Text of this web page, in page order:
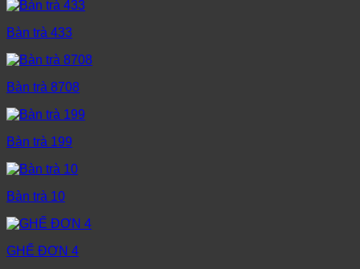
Bàn trà 433
Bàn trà 8708
Bàn trà 199
Bàn trà 10
GHẾ ĐƠN 4